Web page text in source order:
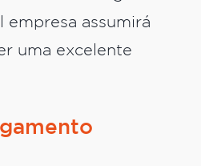
empresa assumirá
uma excelente